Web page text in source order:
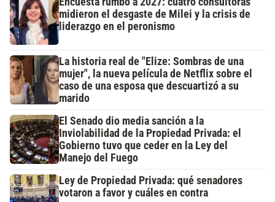
midieron el desgaste de Milei y la crisis de
liderazgo en el peronismo
La historia real de "Elize: Sombras de una
mujer", la nueva película de Netflix sobre el
caso de una esposa que descuartizó a su
marido
El Senado dio media sanción a la
Inviolabilidad de la Propiedad Privada: el
Gobierno tuvo que ceder en la Ley del
Manejo del Fuego
Ley de Propiedad Privada: qué senadores
votaron a favor y cuáles en contra